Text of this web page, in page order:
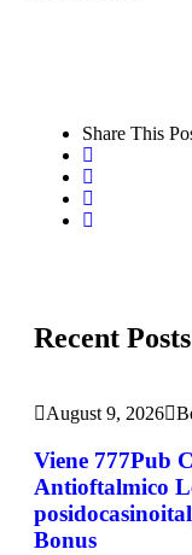
Share This
Recent Posts
August 9, 2026
Viene 777Pub
Antioftalmico
Bonus